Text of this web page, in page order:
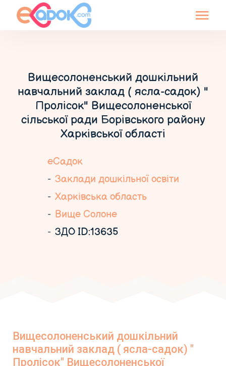
Вищесолоненський дошкільний
навчальний заклад ( ясла-садок) "
Пролісок" Вищесолоненської
сільської ради Борівського району
Харківської області
еСадок
Заклади дошкільної освіти
Харківська область
Вище Солоне
ЗДО ID:13635
Вищесолоненський дошкільний
навчальний заклад ( ясла-садок) "
Пролісок" Вищесолоненської